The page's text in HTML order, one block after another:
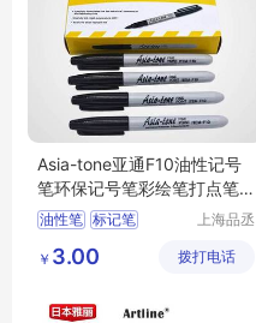
Asia-tone亚通F10油性记号
笔环保记号笔彩绘笔打点笔
标记笔1.0MM
油性笔 标记笔
上海品丞
公司
￥ 3.00 拨打电话